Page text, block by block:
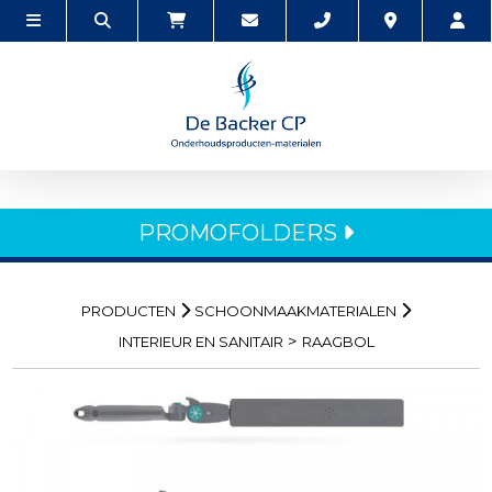
PROMOFOLDERS
PRODUCTEN
SCHOONMAAKMATERIALEN
INTERIEUR EN SANITAIR > RAAGBOL